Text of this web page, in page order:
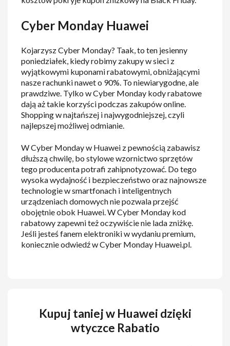
Cyber Monday Huawei
Kojarzysz Cyber Monday? Taak, to ten jesienny
poniedziałek, kiedy robimy zakupy w sieci z
wyjątkowymi kuponami rabatowymi, obniżającymi
nasze rachunki nawet o 90%. To niewiarygodne, ale
prawdziwe. Tylko w Cyber Monday kody rabatowe
dają aż takie korzyści podczas zakupów online.
Shopping w najtańszej i najwygodniejszej, czyli
najlepszej możliwej odmianie.
W Cyber Monday w Huawei z pewnością zabawisz
dłuższą chwilę, bo stylowe wzornictwo sprzętów
tego producenta potrafi zahipnotyzować. Do tego
wysoka wydajność i bezpieczeństwo oraz najnowsze
technologie w smartfonach i inteligentnych
urządzeniach domowych nie pozwala przejść
obojętnie obok Huawei. W Cyber Monday kod
rabatowy zapewni też oczywiście nie lada zniżkę.
Jeśli jesteś fanem elektroniki w wydaniu premium,
koniecznie odwiedź w Cyber Monday Huawei.pl.
Kupuj taniej w Huawei dzięki
wtyczce Rabatio